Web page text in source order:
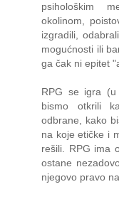
psihološkim
okolinom,
izgradili,
mogućnosti ili
ga čak ni epitet
RPG se igra (u
bismo otkrili
odbrane, kako
na koje etičke i
rešili. RPG ima
ostane
njegovo pravo